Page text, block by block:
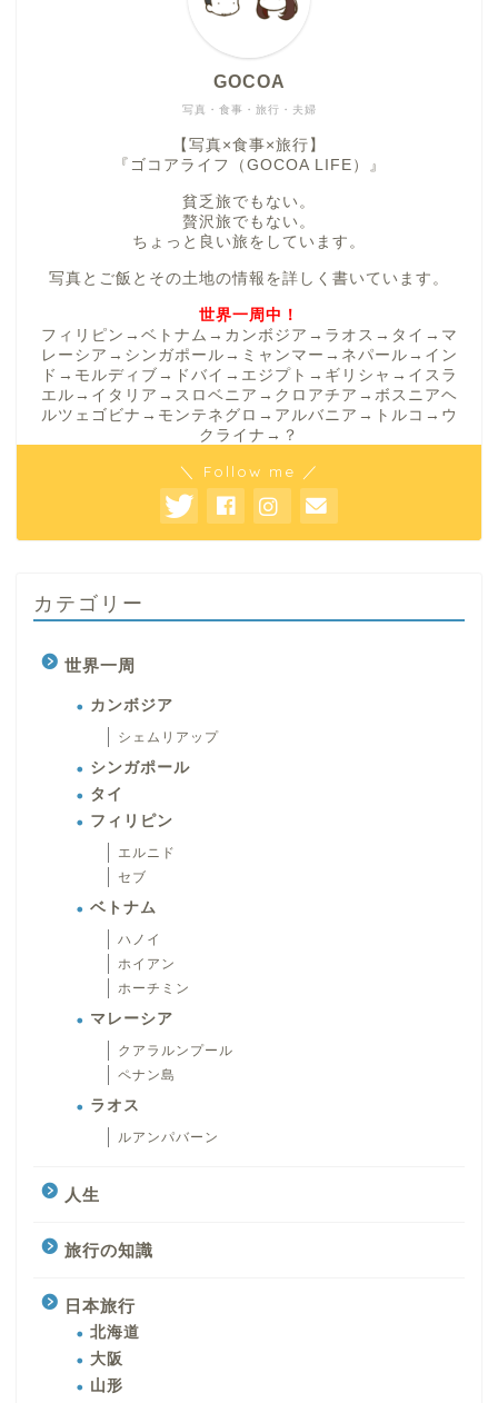
写真・食事・旅行・夫婦
GOCOA
【写真×食事×旅行】
『ゴコアライフ（GOCOA LIFE）』
貧乏旅でもない。
贅沢旅でもない。
ちょっと良い旅をしています。
写真とご飯とその土地の情報を詳しく書いています。
世界一周中！
フィリピン→ベトナム→カンボジア→ラオス→タイ→マ
レーシア→シンガポール→ミャンマー→ネパール→イン
ド→モルディブ→ドバイ→エジプト→ギリシャ→イスラ
エル→イタリア→スロベニア→クロアチア→ボスニアヘ
ルツェゴビナ→モンテネグロ→アルバニア→トルコ→ウ
クライナ→？
＼ Follow me ／
カテゴリー
世界一周
カンボジア
シェムリアップ
シンガポール
タイ
フィリピン
エルニド
セブ
ベトナム
ハノイ
ホイアン
ホーチミン
マレーシア
クアラルンプール
ペナン島
ラオス
ルアンパバーン
人生
旅行の知識
日本旅行
北海道
大阪
山形